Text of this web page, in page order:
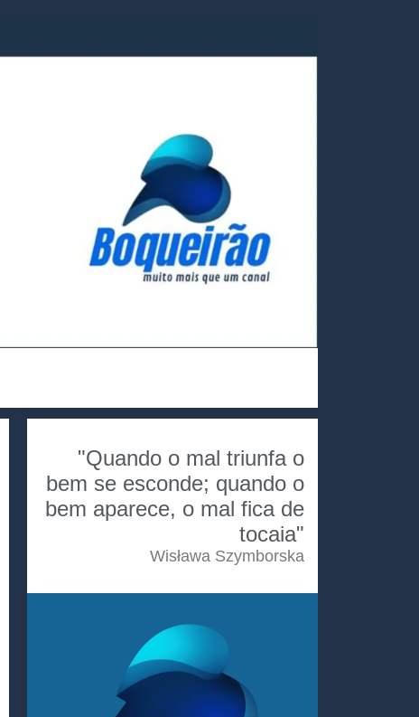
"Quando o mal triunfa o
bem se esconde; quando o
bem aparece, o mal fica de
tocaia"
Wisława Szymborska